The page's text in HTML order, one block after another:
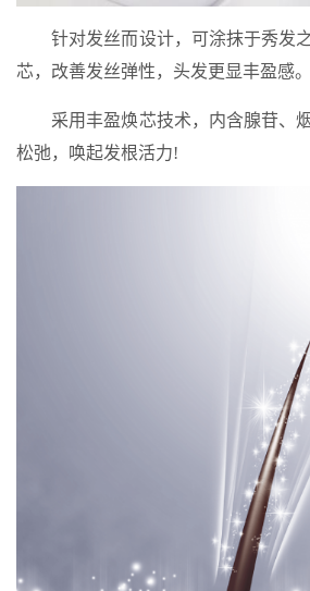
针对发丝而设计，可涂抹于秀发
芯，改善发丝弹性，头发更显丰盈感。
采用丰盈焕芯技术，内含腺苷、
松弛，唤起发根活力!